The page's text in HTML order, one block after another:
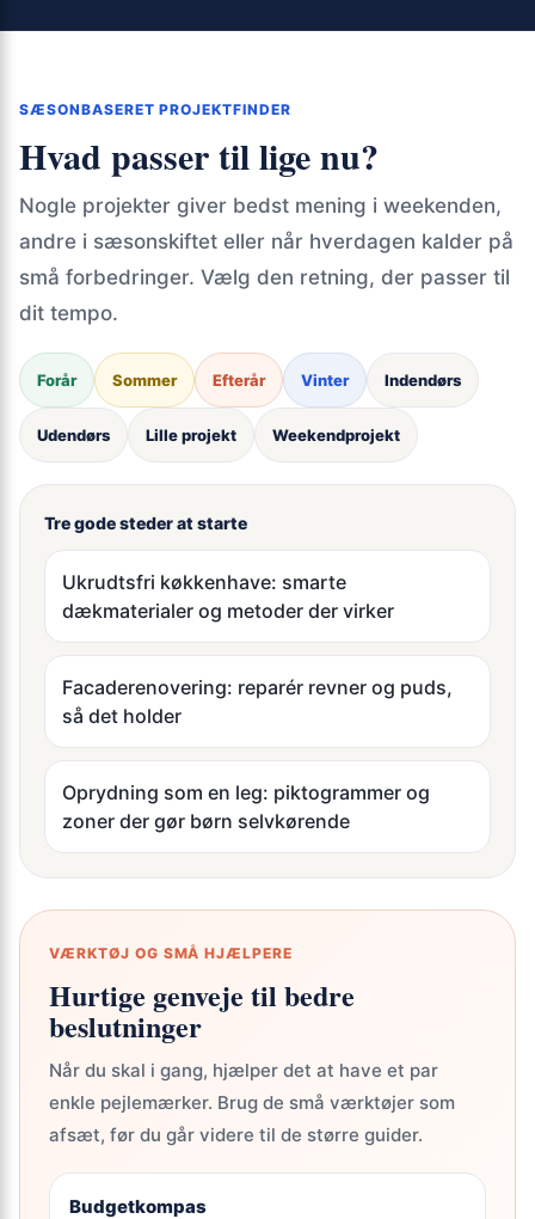
SÆSONBASERET PROJEKTFINDER
Hvad passer til lige nu?
Nogle projekter giver bedst mening i weekenden,
andre i sæsonskiftet eller når hverdagen kalder på
små forbedringer. Vælg den retning, der passer til
dit tempo.
Forår Sommer Efterår Vinter Indendørs
Udendørs Lille projekt Weekendprojekt
Tre gode steder at starte
Ukrudtsfri køkkenhave: smarte
dækmaterialer og metoder der virker
Facaderenovering: reparér revner og puds,
så det holder
Oprydning som en leg: piktogrammer og
zoner der gør børn selvkørende
VÆRKTØJ OG SMÅ HJÆLPERE
Hurtige genveje til bedre
beslutninger
Når du skal i gang, hjælper det at have et par
enkle pejlemærker. Brug de små værktøjer som
afsæt, før du går videre til de større guider.
Budgetkompas